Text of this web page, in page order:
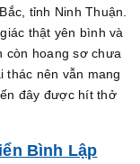
tỉnh Ninh Thuận.
thật yên bình và
còn hoang sơ chưa
thác nên vẫn mang
đây được hít thở
Bình Lập